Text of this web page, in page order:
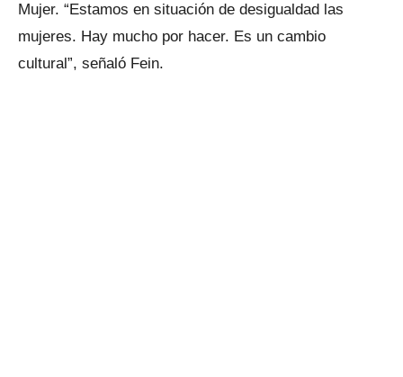
Mujer. “Estamos en situación de desigualdad las
mujeres. Hay mucho por hacer. Es un cambio
cultural”, señaló Fein.